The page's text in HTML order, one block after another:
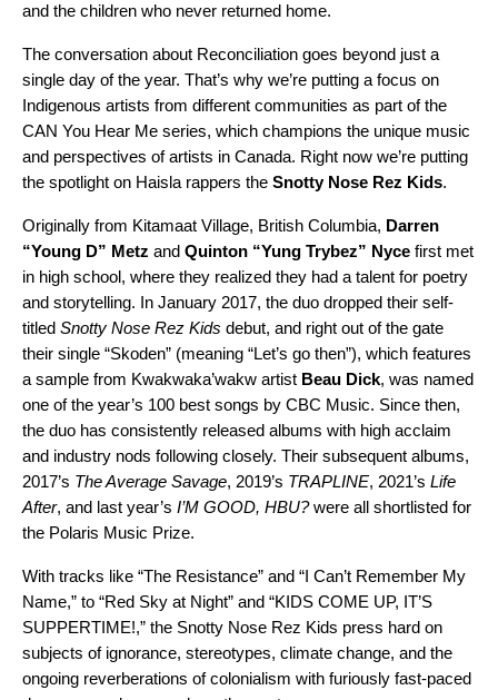
and the children who never returned home.
The conversation about Reconciliation goes beyond just a
single day of the year. That’s why we’re putting a focus on
Indigenous artists from different communities as part of the
CAN You Hear Me series, which champions the unique music
and perspectives of artists in Canada. Right now we’re putting
the spotlight on Haisla rappers the Snotty Nose Rez Kids.
Originally from Kitamaat Village, British Columbia, Darren
“Young D” Metz and Quinton “Yung Trybez” Nyce first met
in high school, where they realized they had a talent for poetry
and storytelling. In January 2017, the duo dropped their self-
titled Snotty Nose Rez Kids debut, and right out of the gate
their single “Skoden” (meaning “Let’s go then”), which features
a sample from Kwakwaka’wakw artist Beau Dick, was named
one of the year’s 100 best songs by CBC Music. Since then,
the duo has consistently released albums with high acclaim
and industry nods following closely. Their subsequent albums,
2017’s The Average Savage, 2019’s TRAPLINE, 2021’s Life
After, and last year’s I’M GOOD, HBU? were all shortlisted for
the Polaris Music Prize.
With tracks like “The Resistance” and “I Can’t Remember My
Name,” to “Red Sky at Night” and “KIDS COME UP, IT’S
SUPPERTIME!,” the Snotty Nose Rez Kids press hard on
subjects of ignorance, stereotypes, climate change, and the
ongoing reverberations of colonialism with furiously fast-paced